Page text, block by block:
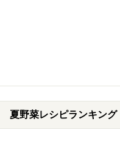
夏野菜レシピランキング